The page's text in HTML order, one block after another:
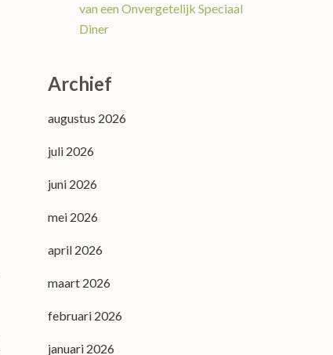
van een Onvergetelijk Speciaal
Diner
Archief
augustus 2026
juli 2026
juni 2026
mei 2026
april 2026
maart 2026
februari 2026
januari 2026